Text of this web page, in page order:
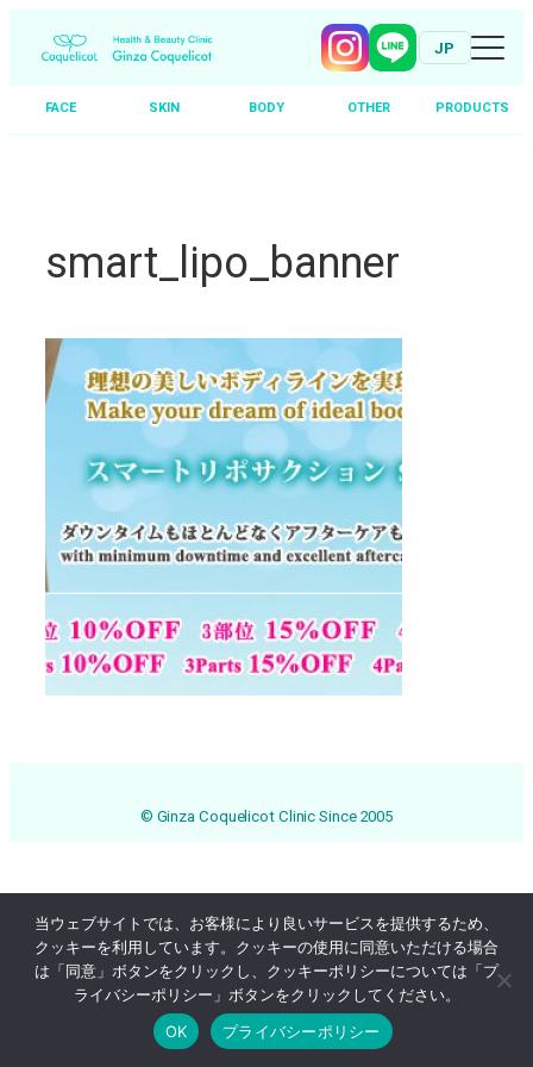
JP
FACE SKIN BODY OTHER PRODUCTS
Online Reservation 03-3569-1233
smart_lipo_banner
© Ginza Coquelicot Clinic Since 2005
当ウェブサイトでは、お客様により良いサービスを提供するため、
クッキーを利用しています。クッキーの使用に同意いただける場合
は「同意」ボタンをクリックし、クッキーポリシーについては「プ
ライバシーポリシー」ボタンをクリックしてください。
OK
プライバシーポリシー